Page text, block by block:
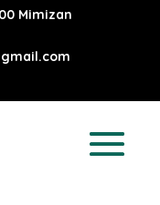
Mimizan